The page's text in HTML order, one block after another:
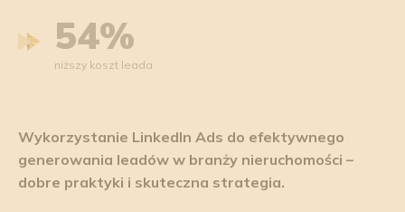
54%
niższy koszt leada
Wykorzystanie LinkedIn Ads do efektywnego
generowania leadów w branży nieruchomości –
dobre praktyki i skuteczna strategia.